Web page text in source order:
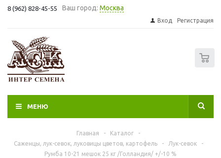
8 (962) 828-45-55 Ваш город: Москва
Вход Регистрация
МЕНЮ
Главная - Каталог
-
Саженцы, лук-севок, луковицы цветов, картофель
- Лук-севок
-
Румба 10-21 мешок 25 кг /Голландия/ +/-10 %